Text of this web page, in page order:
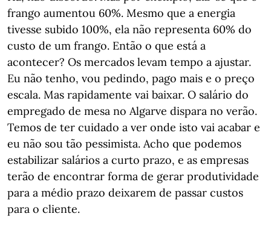
frango aumentou 60%. Mesmo que a energia
tivesse subido 100%, ela não representa 60% do
custo de um frango. Então o que está a
acontecer? Os mercados levam tempo a ajustar.
Eu não tenho, vou pedindo, pago mais e o preço
escala. Mas rapidamente vai baixar. O salário do
empregado de mesa no Algarve dispara no verão.
Temos de ter cuidado a ver onde isto vai acabar e
eu não sou tão pessimista. Acho que podemos
estabilizar salários a curto prazo, e as empresas
terão de encontrar forma de gerar produtividade
para a médio prazo deixarem de passar custos
para o cliente.